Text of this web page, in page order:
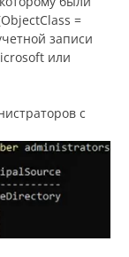
=
записи
или